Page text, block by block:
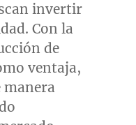
invertir
Con la
de
ventaja,
manera